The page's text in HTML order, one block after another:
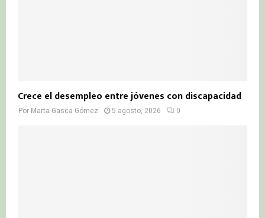
Crece el desempleo entre jóvenes con discapacidad
Por Marta Gasca Gómez 5 agosto, 2026 0